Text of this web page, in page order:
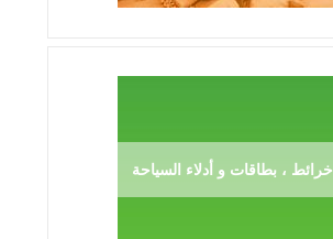
خرائط ، بطاقات و أدلاء السياحة